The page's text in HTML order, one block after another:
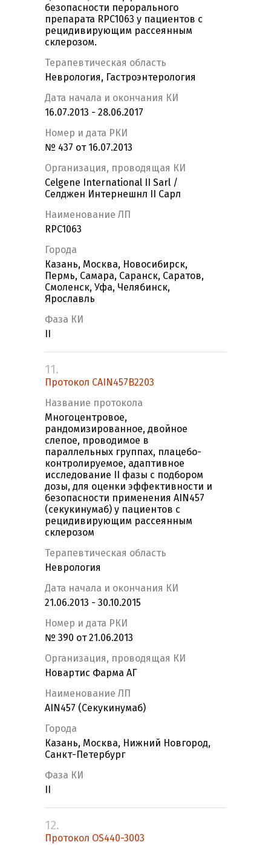
безопасности перорального
препарата RPC1063 у пациентов с
рецидивирующим рассеянным
склерозом.
Терапевтическая область
Неврология, Гастроэнтерология
Дата начала и окончания КИ
16.07.2013 - 28.06.2017
Номер и дата РКИ
№ 437 от 16.07.2013
Организация, проводящая КИ
Celgene International II Sarl /
Селджен Интернешнл II Сарл
Наименование ЛП
RPC1063
Города
Казань, Москва, Новосибирск,
Пермь, Самара, Саранск, Саратов,
Смоленск, Уфа, Челябинск,
Ярославль
Фаза КИ
11.
Протокол CAIN457B2203
Название протокола
Многоцентровое,
рандомизированное, двойное
слепое, проводимое в
параллельных группах, плацебо-
контролируемое, адаптивное
исследование II фазы с подбором
дозы, для оценки эффективности и
безопасности применения AIN457
(секукинумаб) у пациентов с
рецидивирующим рассеянным
склерозом
Терапевтическая область
Неврология
Дата начала и окончания КИ
21.06.2013 - 30.10.2015
Номер и дата РКИ
№ 390 от 21.06.2013
Организация, проводящая КИ
Новартис Фарма АГ
Наименование ЛП
AIN457 (Секукинумаб)
Города
Казань, Москва, Нижний Новгород,
Санкт-Петербург
Фаза КИ
12.
Протокол OS440-3003